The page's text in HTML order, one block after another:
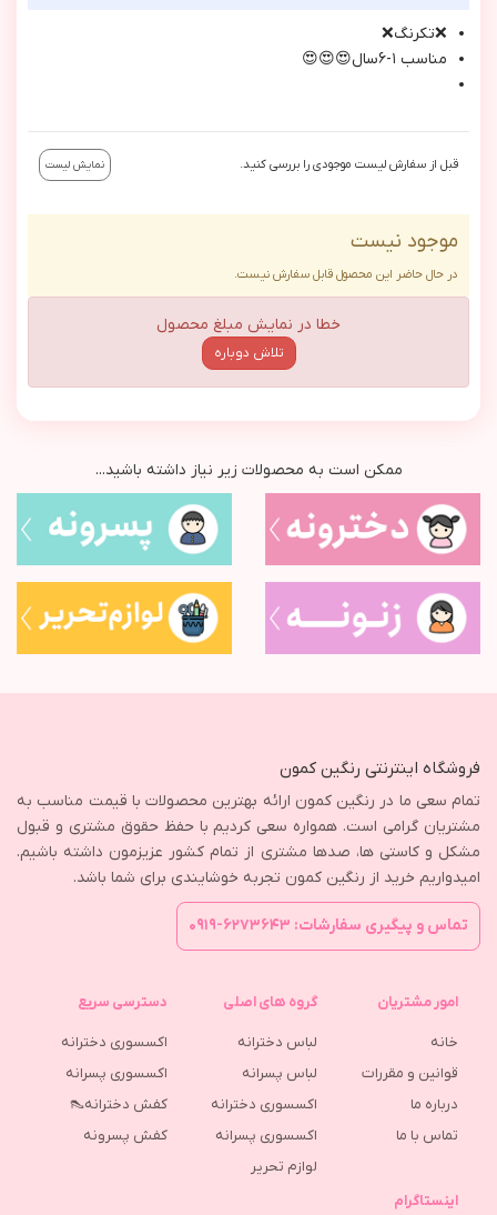
❌تكرنگ❌
مناسب ١-٦سال😍😍😍
قبل از سفارش لیست موجودی را بررسی کنید. نمایش لیست
موجود نیست
در حال حاضر این محصول قابل سفارش نیست.
خطا در نمایش مبلغ محصول
تلاش دوباره
ممکن است به محصولات زیر نیاز داشته باشید...
فروشگاه اینترنتی رنگین کمون
تمام سعی ما در رنگین کمون ارائه بهترین محصولات با قیمت مناسب به
مشتریان گرامی است. همواره سعی کردیم با حفظ حقوق مشتری و قبول
مشکل و کاستی ها، صدها مشتری از تمام کشور عزیزمون داشته باشیم.
امیدواریم خرید از رنگین کمون تجربه خوشایندی برای شما باشد.
تماس و پیگیری سفارشات: ۶۲۷۳۶۴۳-۰۹۱۹
امور مشتریان
خانه
قوانین و مقررات
درباره ما
تماس با ما
گروه های اصلی
لباس دخترانه
لباس پسرانه
اکسسوری دخترانه
اکسسوری پسرانه
لوازم تحریر
دسترسی سریع
اکسسوری دخترانه
اکسسوری پسرانه
کفش دخترانه👠
كفش پسرونه
اینستاگرام